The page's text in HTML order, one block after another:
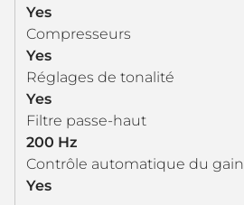
Yes
Compresseurs
Yes
Réglages de tonalité
Yes
Filtre passe-haut
200 Hz
Contrôle automatique du gain
Yes